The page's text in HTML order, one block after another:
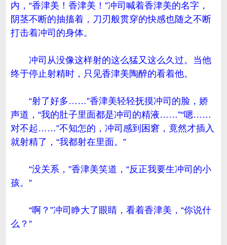
内，“香津美！香津美！”冲司喊着香津美的名字，
阴茎不断的抽搐着，刀刃般贯穿的快感也随之不断
打击着冲司的身体。
冲司从没像这样射的这么猛又这么久过。当他
终于停止射精时，只见香津美陶醉的看着他。
“射了好多……”香津美轻轻抚摸冲司的脸，娇
声道，“我的肚子里面都是冲司的精液……”“嗯……
对不起……”不知怎的，冲司感到困窘，竟然才插入
就射精了，“我都射在里面。”
“没关系，”香津美笑道，“反正我要生冲司的小
孩。”
“啊？”冲司睁大了眼睛，看着香津美，“你说什
么？”